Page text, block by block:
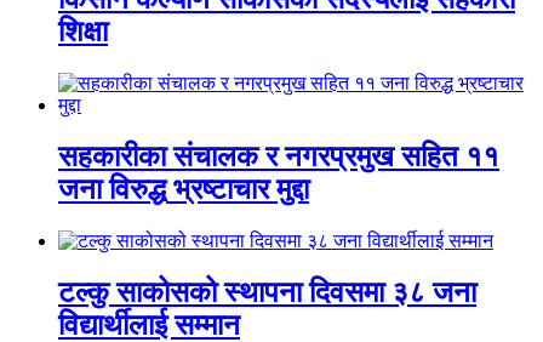
शिक्षा
सहकारीका संचालक र नगरप्रमुख सहित ११
जना विरुद्ध भ्रष्टाचार मुद्दा
टल्कु साकोसको स्थापना दिवसमा ३८ जना
विद्यार्थीलाई सम्मान